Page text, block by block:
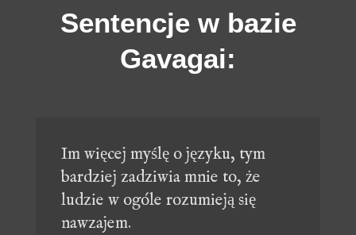
Sentencje w bazie
Gavagai:
Im więcej myślę o języku, tym
bardziej zadziwia mnie to, że
ludzie w ogóle rozumieją się
nawzajem.